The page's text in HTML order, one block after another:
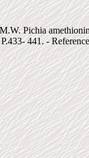
Pichia
441. -